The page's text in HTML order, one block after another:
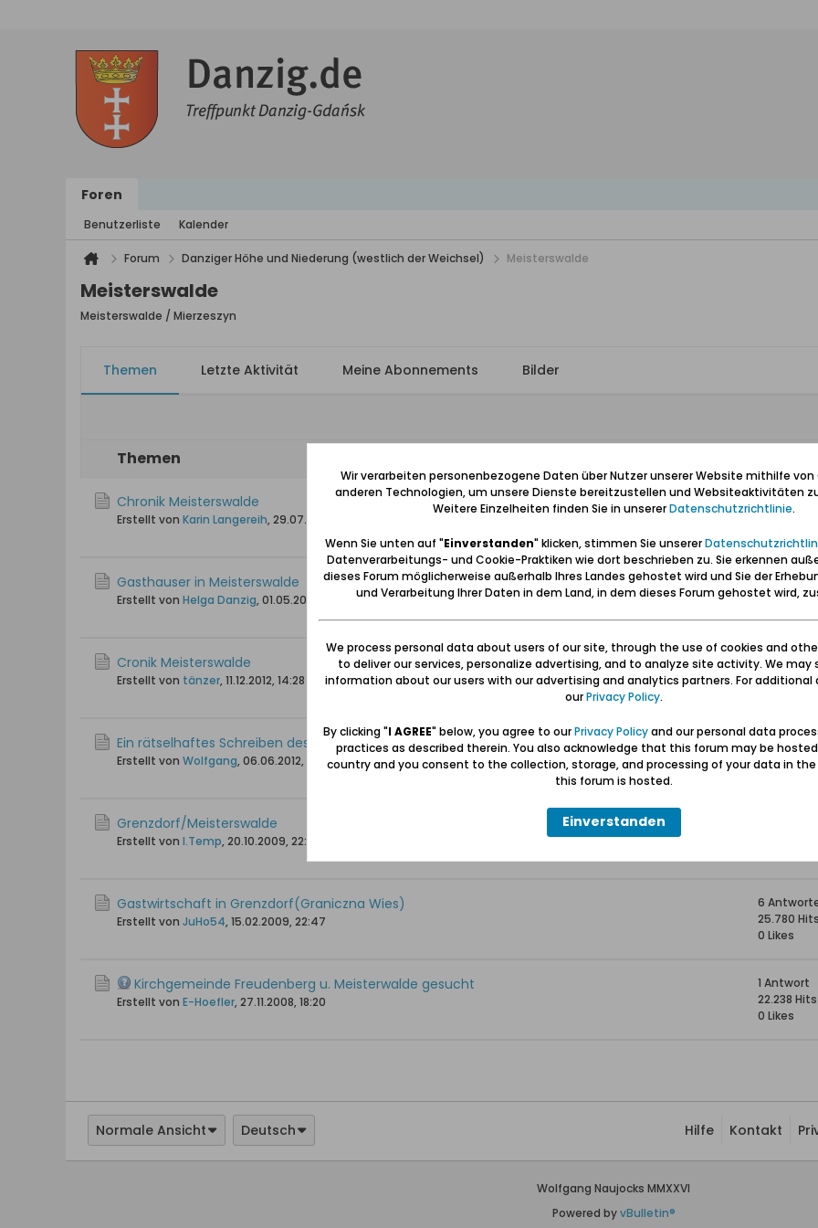
Foren
Benutzerliste Kalender
Forum Danziger Höhe und Niederung (westlich der Weichsel) Meisterswalde
Meisterswalde
Meisterswalde / Mierzeszyn
Themen Letzte Aktivität Meine Abonnements Bilder
Themen
Chronik Meisterswalde
Erstellt von Karin Langereih, 29.07.2009, 16:45
130
220.062 Hits
Gasthauser in Meisterswalde
Erstellt von Helga Danzig, 01.05.2009, 11:38
4
23.245
Cronik Meisterswalde
Erstellt von tänzer, 11.12.2012, 14:28
3
21.466 Hits
Ein rätselhaftes Schreiben des Pfarrers Johannes Paul Aeltermann
Erstellt von Wolfgang, 06.06.2012, 09:42
4
24.843 Hits
Grenzdorf/Meisterswalde
Erstellt von I.Temp, 20.10.2009, 22:58
Gastwirtschaft in Grenzdorf(Graniczna Wies)
Erstellt von JuHo54, 15.02.2009, 22:47
6
25.780 Hits
0 Likes
Kirchgemeinde Freudenberg u. Meisterwalde gesucht
Erstellt von E-Hoefler, 27.11.2008, 18:20
1 Antwort
22.238 Hits
0 Likes
Normale Ansicht Deutsch Hilfe Kontakt
Wolfgang Naujocks MMXXVI
Powered byvBulletin®
Wir verarbeiten personenbezogene Daten über Nutzer unserer Website mithilfe von
anderen Technologien, um unsere Dienste bereitzustellen und Websiteaktivitäten
Weitere Einzelheiten finden Sie in unsererDatenschutzrichtlinie.
Wenn Sie unten auf "Einverstanden" klicken, stimmen Sie unserer
Datenverarbeitungs- und Cookie-Praktiken wie dort beschrieben zu. Sie erkennen
dieses Forum möglicherweise außerhalb Ihres Landes gehostet wird und Sie der
und Verarbeitung Ihrer Daten in dem Land, in dem dieses Forum gehostet wird,
We process personal data about users of our site, through the use of cookies and
to deliver our services, personalize advertising, and to analyze site activity. We may
information about our users with our advertising and analytics partners. For additional
ourPrivacy Policy.
By clicking "I AGREE" below, you agree to ourPrivacy Policyand our personal data
practices as described therein. You also acknowledge that this forum may be
country and you consent to the collection, storage, and processing of your data in
this forum is hosted.
Einverstanden